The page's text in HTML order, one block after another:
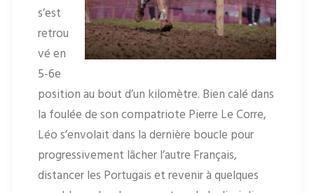
s’est
retrou
vé en
5-6e
position au bout d’un kilomètre. Bien calé dans
la foulée de son compatriote Pierre Le Corre,
Léo s’envolait dans la dernière boucle pour
progressivement lâcher l’autre Français,
distancer les Portugais et revenir à quelques